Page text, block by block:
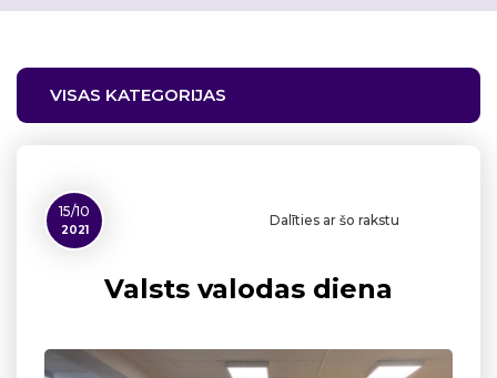
VISAS KATEGORIJAS
15/10
2021
Dalīties ar šo rakstu
Valsts valodas diena